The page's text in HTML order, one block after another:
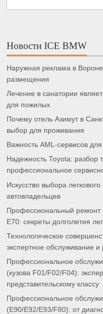
Новости ICE BMW
Наружная реклама в
размещения
Лечение в санатории
для пожилых
Почему отель Азимут в
выбор для проживания
Важность AML-сервисов
Надежность Toyota: разбор
профессиональное
Искусство выбора
автовладельцев
Профессиональный ремонт
E70: секреты долголетия
Технологическое
экспертное обслуживание
Профессиональное
(кузова F01/F02/F04):
представительскому классу
Профессиональное
(E90/E92/E93/F80): от